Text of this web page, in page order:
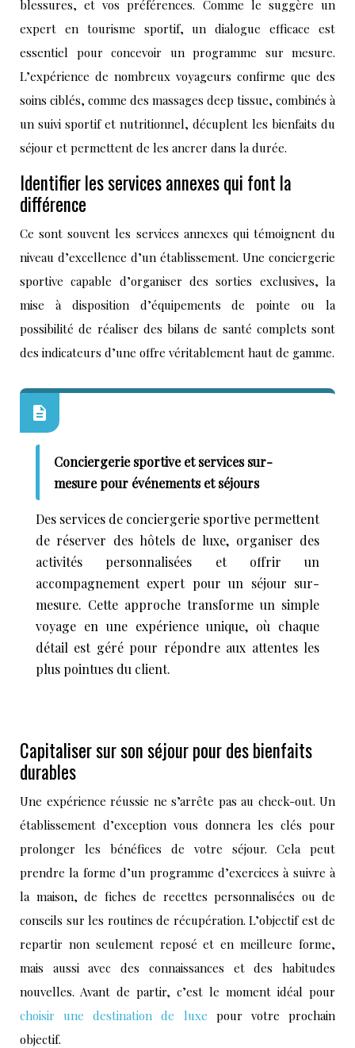
blessures, et vos préférences. Comme le suggère un
expert en tourisme sportif, un dialogue efficace est
essentiel pour concevoir un programme sur mesure.
L’expérience de nombreux voyageurs confirme que des
soins ciblés, comme des massages deep tissue, combinés à
un suivi sportif et nutritionnel, décuplent les bienfaits du
séjour et permettent de les ancrer dans la durée.
Identifier les services annexes qui font la
différence
Ce sont souvent les services annexes qui témoignent du
niveau d’excellence d’un établissement. Une conciergerie
sportive capable d’organiser des sorties exclusives, la
mise à disposition d’équipements de pointe ou la
possibilité de réaliser des bilans de santé complets sont
des indicateurs d’une offre véritablement haut de gamme.
Conciergerie sportive et services sur-
mesure pour événements et séjours
Des services de conciergerie sportive permettent
de réserver des hôtels de luxe, organiser des
activités personnalisées et offrir un
accompagnement expert pour un séjour sur-
mesure. Cette approche transforme un simple
voyage en une expérience unique, où chaque
détail est géré pour répondre aux attentes les
plus pointues du client.
Capitaliser sur son séjour pour des bienfaits
durables
Une expérience réussie ne s’arrête pas au check-out. Un
établissement d’exception vous donnera les clés pour
prolonger les bénéfices de votre séjour. Cela peut
prendre la forme d’un programme d’exercices à suivre à
la maison, de fiches de recettes personnalisées ou de
conseils sur les routines de récupération. L’objectif est de
repartir non seulement reposé et en meilleure forme,
mais aussi avec des connaissances et des habitudes
nouvelles. Avant de partir, c’est le moment idéal pour
choisir une destination de luxe pour votre prochain
objectif.